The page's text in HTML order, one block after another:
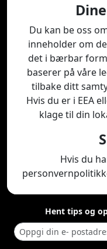
Du kan be oss
inneholder om
det i bærbar
baserer på våre
tilbake ditt
Hvis du er i EEA
klage til din
Hvis du
Hent tips og